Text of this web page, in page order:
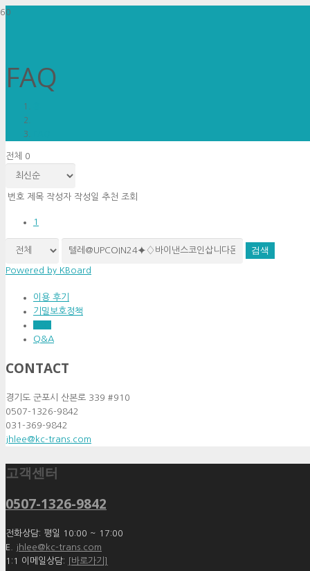
FAQ
전체 0
번호 제목 작성자 작성일 추천 조회
1
검색
Powered by KBoard
이용 후기
기밀보호정책
Q&A
CONTACT
경기도 군포시 산본로 339 #910
0507-1326-9842
031-369-9842
jhlee@kc-trans.com
고객센터
0507-1326-9842
전화상담: 평일 10:00 ~ 17:00
E. jhlee@kc-trans.com
1:1 이메일상담:
[바로가기]